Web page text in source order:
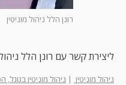
רונן הלל ניהול מוניטין
ליצירת קשר עם רונן הלל
ניהול מוניטין | ניהול מוניטין